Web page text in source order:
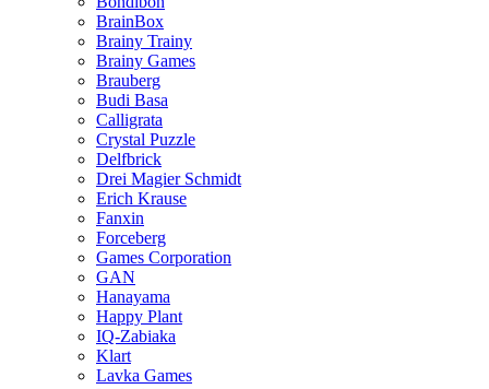
BrainBox
Brainy Trainy
Brainy Games
Brauberg
Budi Basa
Calligrata
Crystal Puzzle
Delfbrick
Drei Magier Schmidt
Erich Krause
Fanxin
Forceberg
Games Corporation
GAN
Hanayama
Happy Plant
IQ-Zabiaka
Klart
Lavka Games